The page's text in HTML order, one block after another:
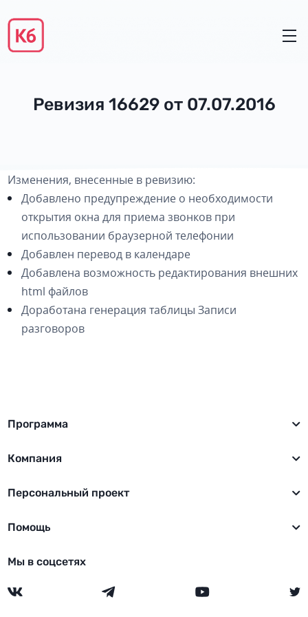
Ревизия 16629 от 07.07.2016
Изменения, внесенные в ревизию:
Добавлено предупреждение о необходимости
открытия окна для приема звонков при
использовании браузерной телефонии
Добавлен перевод в календаре
Добавлена возможность редактирования внешних
html файлов
Доработана генерация таблицы Записи
разговоров
Программа
Компания
Персональный проект
Помощь
Мы в соцсетях